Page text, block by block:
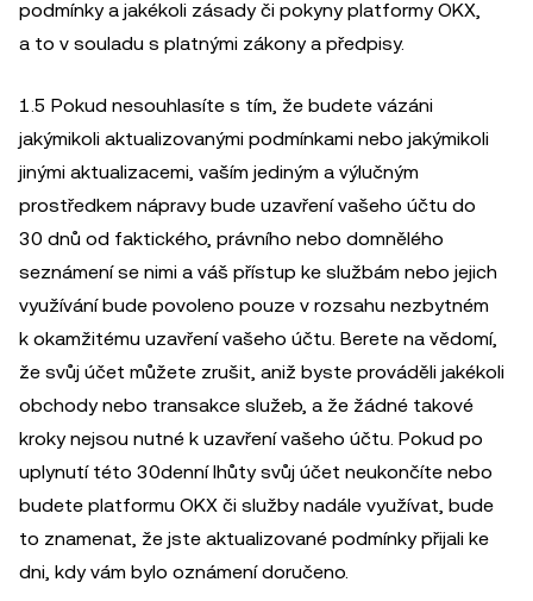
podmínky a jakékoli zásady či pokyny platformy OKX,
a to v souladu s platnými zákony a předpisy.
1.5 Pokud nesouhlasíte s tím, že budete vázáni
jakýmikoli aktualizovanými podmínkami nebo jakýmikoli
jinými aktualizacemi, vaším jediným a výlučným
prostředkem nápravy bude uzavření vašeho účtu do
30 dnů od faktického, právního nebo domnělého
seznámení se nimi a váš přístup ke službám nebo jejich
využívání bude povoleno pouze v rozsahu nezbytném
k okamžitému uzavření vašeho účtu. Berete na vědomí,
že svůj účet můžete zrušit, aniž byste prováděli jakékoli
obchody nebo transakce služeb, a že žádné takové
kroky nejsou nutné k uzavření vašeho účtu. Pokud po
uplynutí této 30denní lhůty svůj účet neukončíte nebo
budete platformu OKX či služby nadále využívat, bude
to znamenat, že jste aktualizované podmínky přijali ke
dni, kdy vám bylo oznámení doručeno.